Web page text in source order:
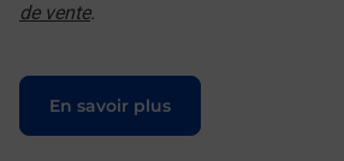
de vente.
En savoir plus
Le lien s'ouvre dans un nouvel onglet